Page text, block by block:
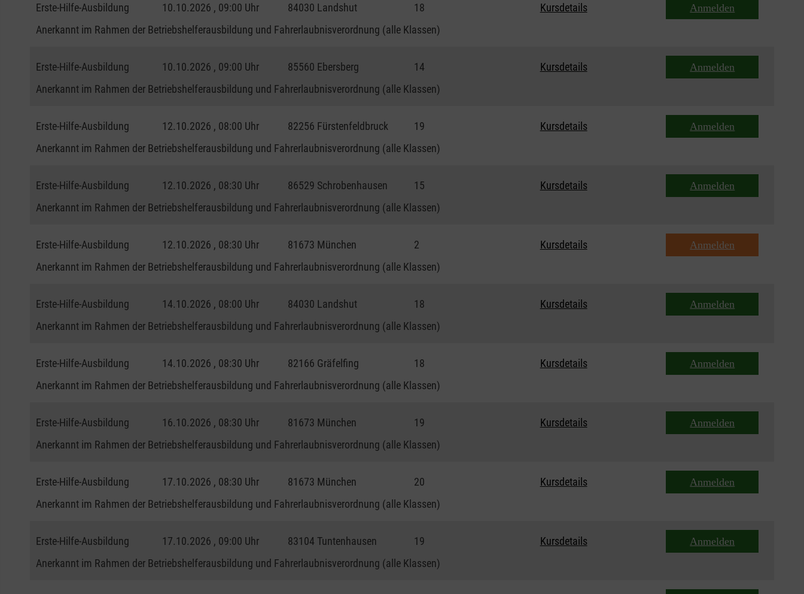
Erste-Hilfe-Ausbildung 10.10.2026 , 09:00 Uhr 84030 Landshut 18 Kursdetails Anmelden
Anerkannt im Rahmen der Betriebshelferausbildung und Fahrerlaubnisverordnung (alle Klassen)
Erste-Hilfe-Ausbildung 10.10.2026 , 09:00 Uhr 85560 Ebersberg 14 Kursdetails Anmelden
Anerkannt im Rahmen der Betriebshelferausbildung und Fahrerlaubnisverordnung (alle Klassen)
Erste-Hilfe-Ausbildung 12.10.2026 , 08:00 Uhr 82256 Fürstenfeldbruck 19 Kursdetails Anmelden
Anerkannt im Rahmen der Betriebshelferausbildung und Fahrerlaubnisverordnung (alle Klassen)
Erste-Hilfe-Ausbildung 12.10.2026 , 08:30 Uhr 86529 Schrobenhausen 15 Kursdetails Anmelden
Anerkannt im Rahmen der Betriebshelferausbildung und Fahrerlaubnisverordnung (alle Klassen)
Erste-Hilfe-Ausbildung 12.10.2026 , 08:30 Uhr 81673 München 2 Kursdetails Anmelden
Anerkannt im Rahmen der Betriebshelferausbildung und Fahrerlaubnisverordnung (alle Klassen)
Erste-Hilfe-Ausbildung 14.10.2026 , 08:00 Uhr 84030 Landshut 18 Kursdetails Anmelden
Anerkannt im Rahmen der Betriebshelferausbildung und Fahrerlaubnisverordnung (alle Klassen)
Erste-Hilfe-Ausbildung 14.10.2026 , 08:30 Uhr 82166 Gräfelfing 18 Kursdetails Anmelden
Anerkannt im Rahmen der Betriebshelferausbildung und Fahrerlaubnisverordnung (alle Klassen)
Erste-Hilfe-Ausbildung 16.10.2026 , 08:30 Uhr 81673 München 19 Kursdetails Anmelden
Anerkannt im Rahmen der Betriebshelferausbildung und Fahrerlaubnisverordnung (alle Klassen)
Erste-Hilfe-Ausbildung 17.10.2026 , 08:30 Uhr 81673 München 20 Kursdetails Anmelden
Anerkannt im Rahmen der Betriebshelferausbildung und Fahrerlaubnisverordnung (alle Klassen)
Erste-Hilfe-Ausbildung 17.10.2026 , 09:00 Uhr 83104 Tuntenhausen 19 Kursdetails Anmelden
Anerkannt im Rahmen der Betriebshelferausbildung und Fahrerlaubnisverordnung (alle Klassen)